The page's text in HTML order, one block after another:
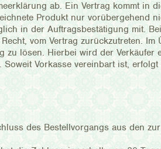
ab. Ein Vertrag kommt in
Produkt nur vorübergehend
in der Auftragsbestätigung mit.
vom Vertrag zurückzutreten.
zu lösen. Hierbei wird der Verkäufer
Vorkasse vereinbart ist,
des Bestellvorgangs aus den